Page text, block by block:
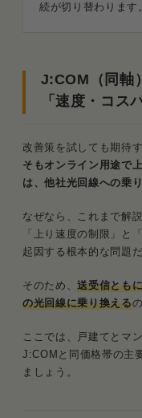
続が切り替わります。
J:COM（同軸
「速度・コス
改善策を試しても期待
そもオンライン用途で
は、他社光回線への乗
なぜなら、これまで解
「上り速度の制限」と
起因する根本的な問題だ
そのため、送受信とも
の光回線に乗り換える
ここでは、戸建てとマ
J:COMと同価格帯の主
ましょう。